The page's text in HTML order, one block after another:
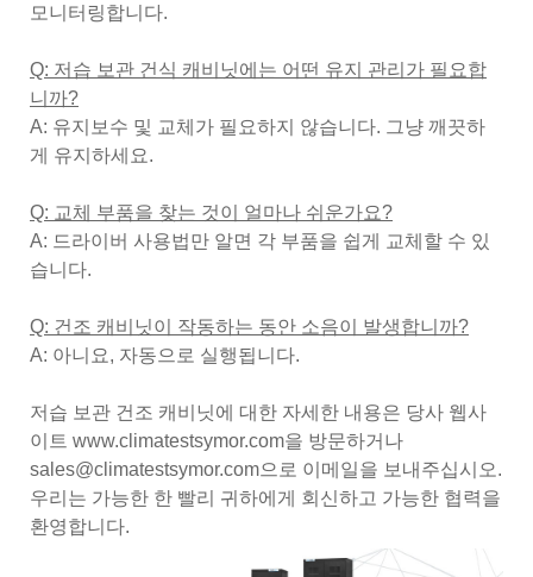
모니터링합니다.
Q: 저습 보관 건식 캐비닛에는 어떤 유지 관리가 필요합
니까?
A: 유지보수 및 교체가 필요하지 않습니다. 그냥 깨끗하
게 유지하세요.
Q: 교체 부품을 찾는 것이 얼마나 쉬운가요?
A: 드라이버 사용법만 알면 각 부품을 쉽게 교체할 수 있
습니다.
Q: 건조 캐비닛이 작동하는 동안 소음이 발생합니까?
A: 아니요, 자동으로 실행됩니다.
저습 보관 건조 캐비닛에 대한 자세한 내용은 당사 웹사
이트 www.climatestsymor.com을 방문하거나
sales@climatestsymor.com으로 이메일을 보내주십시오.
우리는 가능한 한 빨리 귀하에게 회신하고 가능한 협력을
환영합니다.